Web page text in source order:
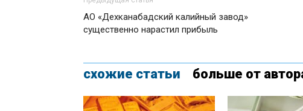
АО «Дехканабадский калийный завод»
существенно нарастил прибыль
схожие статьи больше от